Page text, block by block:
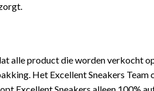
alle product die worden verkocht
Het Excellent Sneakers